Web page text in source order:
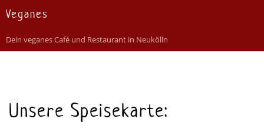
Veganes
Dein veganes Café und Restaurant in Neukölln
Unsere Speisekarte: